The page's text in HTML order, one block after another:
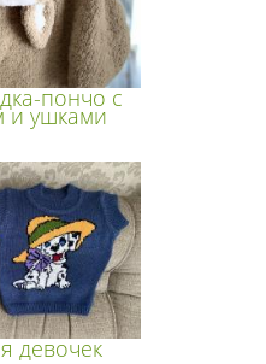
пончо с
и ушками
девочек